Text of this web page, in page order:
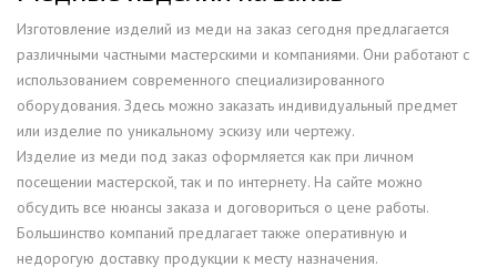
Изготовление изделий из меди на заказ сегодня предлагается
различными частными мастерскими и компаниями. Они работают с
использованием современного специализированного
оборудования. Здесь можно заказать индивидуальный предмет
или изделие по уникальному эскизу или чертежу.
Изделие из меди под заказ оформляется как при личном
посещении мастерской, так и по интернету. На сайте можно
обсудить все нюансы заказа и договориться о цене работы.
Большинство компаний предлагает также оперативную и
недорогую доставку продукции к месту назначения.